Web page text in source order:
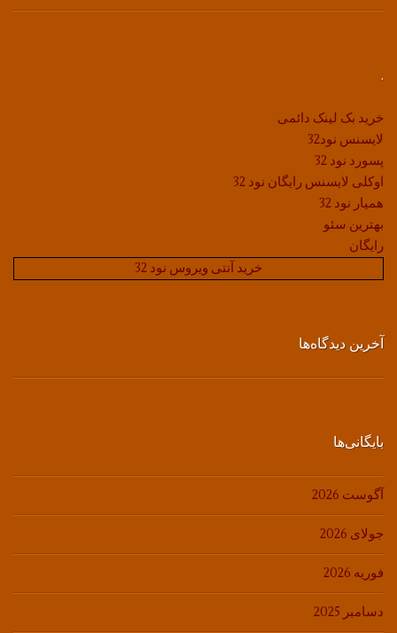
.
خرید بک لینک دائمی
لایسنس نود32
پسورد نود 32
اوکلی لایسنس رایگان نود 32
همیار نود 32
بهترین سئو
رایگان
خرید آنتی ویروس نود 32
آخرین دیدگاه‌ها
بایگانی‌ها
آگوست 2026
جولای 2026
فوریه 2026
دسامبر 2025